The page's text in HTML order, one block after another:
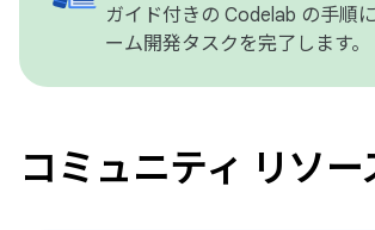
ガイド付きの Codelab の手順
ーム開発タスクを完了します。
コミュニティ リソー